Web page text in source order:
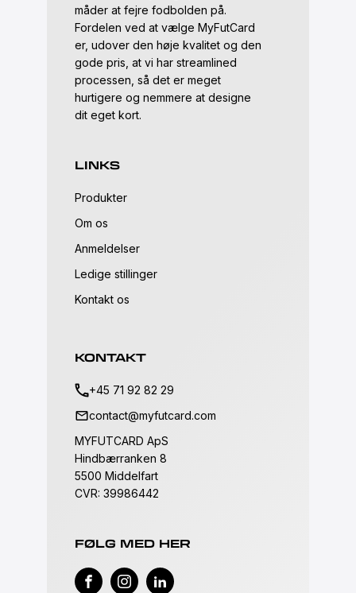
måder at fejre fodbolden på.
Fordelen ved at vælge MyFutCard
er, udover den høje kvalitet og den
gode pris, at vi har streamlined
processen, så det er meget
hurtigere og nemmere at designe
dit eget kort.
LINKS
Produkter
Om os
Anmeldelser
Ledige stillinger
Kontakt os
KONTAKT
+45 71 92 82 29
contact@myfutcard.com
MYFUTCARD ApS
Hindbærranken 8
5500 Middelfart
CVR: 39986442
FØLG MED HER